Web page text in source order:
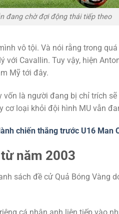
đang chờ đợi động thái tiếp theo
vô tội. Và nói rằng trong
Cavallin. Tuy vậy, hiện
Mỹ tới đây.
là người đang bị chỉ trích
cơ loại khỏi đội hình MU vẫn
chiến thắng trước U16 Man
năm 2003
sách đề cử Quả Bóng Vàng